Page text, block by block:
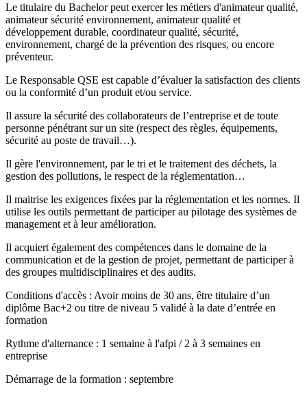
Le titulaire du Bachelor peut exercer les métiers d'animateur qualité,
animateur sécurité environnement, animateur qualité et
développement durable, coordinateur qualité, sécurité,
environnement, chargé de la prévention des risques, ou encore
préventeur.
Le Responsable QSE est capable d’évaluer la satisfaction des clients
ou la conformité d’un produit et/ou service.
Il assure la sécurité des collaborateurs de l’entreprise et de toute
personne pénétrant sur un site (respect des règles, équipements,
sécurité au poste de travail…).
Il gère l'environnement, par le tri et le traitement des déchets, la
gestion des pollutions, le respect de la réglementation…
Il maitrise les exigences fixées par la réglementation et les normes. Il
utilise les outils permettant de participer au pilotage des systèmes de
management et à leur amélioration.
Il acquiert également des compétences dans le domaine de la
communication et de la gestion de projet, permettant de participer à
des groupes multidisciplinaires et des audits.
Conditions d'accès : Avoir moins de 30 ans, être titulaire d’un
diplôme Bac+2 ou titre de niveau 5 validé à la date d’entrée en
formation
Rythme d'alternance : 1 semaine à l'afpi / 2 à 3 semaines en
entreprise
Démarrage de la formation : septembre